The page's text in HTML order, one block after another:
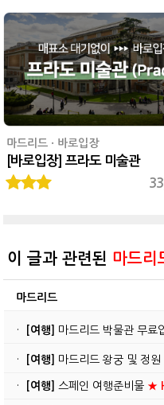
마드리드 · 바로입장
[바로입장] 프라도 미술관
이 글과 관련된 마드리
마드리드
· [여행] 마드리드 박물관 무료
· [여행] 마드리드 왕궁 및 정원
· [여행] 스페인 여행준비물 ★